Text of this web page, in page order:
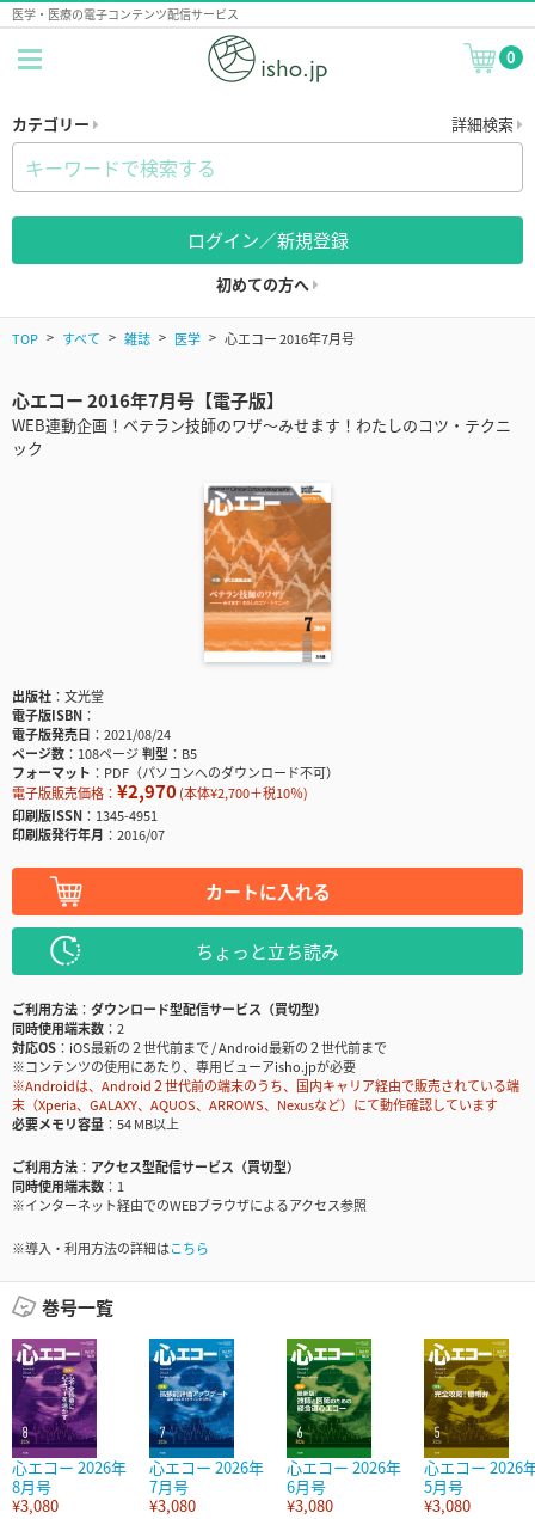
医学・医療の電子コンテンツ配信サービス
0
カテゴリー 詳細検索
ログイン／新規登録
初めての方へ
TOP すべて 雑誌 医学 心エコー 2016年7月号
心エコー 2016年7月号【電子版】
WEB連動企画！ベテラン技師のワザ～みせます！わたしのコツ・テクニ
ック
出版社
文光堂
電子版ISBN
電子版発売日
2021/08/24
ページ数
108ページ判型
B5
フォーマット
PDF（パソコンへのダウンロード不可）
電子版販売価格： ¥2,970(本体¥2,700＋税10％)
印刷版ISSN
1345-4951
印刷版発行年月
2016/07
カートに入れる
ちょっと立ち読み
ご利用方法
ダウンロード型配信サービス（買切型）
同時使用端末数
2
対応OS
iOS最新の２世代前まで / Android最新の２世代前まで
※コンテンツの使用にあたり、専用ビューアisho.jpが必要
※Androidは、Android２世代前の端末のうち、国内キャリア経由で販売されている端
末（Xperia、GALAXY、AQUOS、ARROWS、Nexusなど）にて動作確認しています
必要メモリ容量
54 MB以上
ご利用方法
アクセス型配信サービス（買切型）
同時使用端末数
1
※インターネット経由でのWEBブラウザによるアクセス参照
※導入・利用方法の詳細はこちら
巻号一覧
心エコー 2026年
8月号
¥3,080
心エコー 2026年
7月号
¥3,080
心エコー 2026年
6月号
¥3,080
心エコー 2026
5月号
¥3,080